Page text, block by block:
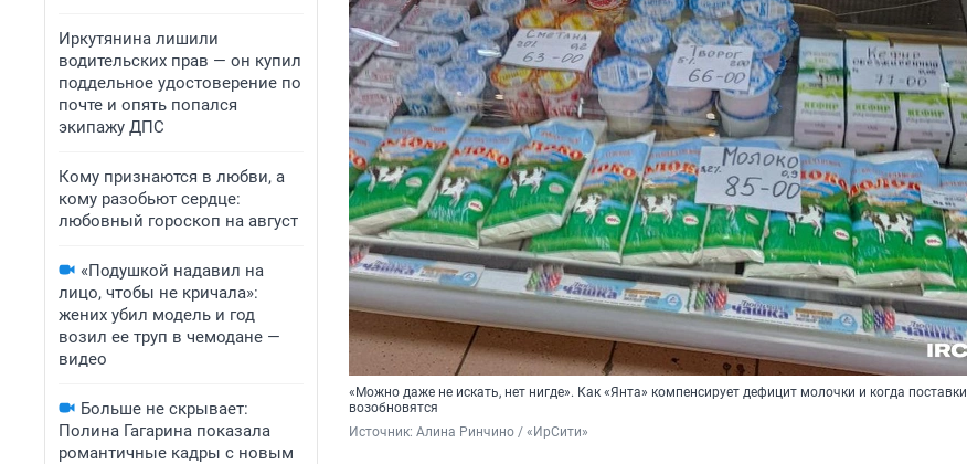
Иркутянина лишили
водительских прав — он купил
поддельное удостоверение по
почте и опять попался
экипажу ДПС
Кому признаются в любви, а
кому разобьют сердце:
любовный гороскоп на август
«Подушкой надавил на
лицо, чтобы не кричала»:
жених убил модель и год
возил ее труп в чемодане —
видео
Больше не скрывает:
Полина Гагарина показала
романтичные кадры с новым
«Можно даже не искать, нет нигде». Как «Янта» компенсирует дефицит молочки и когда поставки
возобновятся
Источник: Алина Ринчино / «ИрСити»